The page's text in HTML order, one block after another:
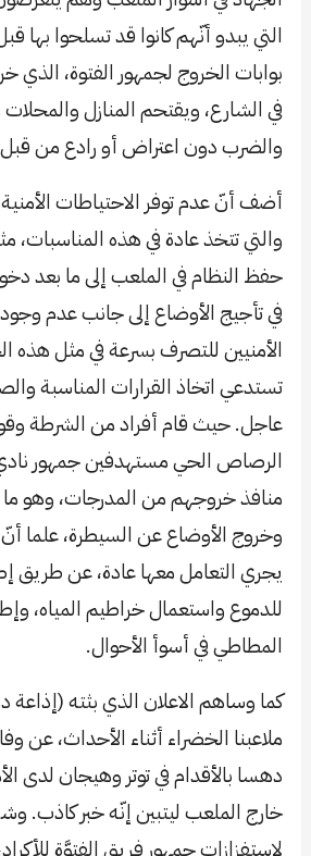
التي يبدو أنّهم كانوا قد تسلحوا بها
بوابات الخروج لجمهور الفتوة،
في الشارع، ويقتحم المنازل
والضرب دون اعتراض أو رادع من
أضف أنّ عدم توفر الاحتياطات الأمنية
والتي تتخذ عادة في هذه المناسبات،
حفظ النظام في الملعب إلى ما بعد
في تأجيج الأوضاع إلى جانب عدم
الأمنيين للتصرف بسرعة في مثل هذه
تستدعي اتخاذ القرارات المناسبة
عاجل. حيث قام أفراد من الشرطة
الرصاص الحي مستهدفين جمهور نادي
منافذ خروجهم من المدرجات، وهو
وخروج الأوضاع عن السيطرة، علما أنّ
يجري التعامل معها عادة، عن طريق
للدموع واستعمال خراطيم المياه،
المطاطي في أسوأ الأحوال.
كما وساهم الاعلان الذي بثته
ملاعبنا الخضراء أثناء الأحداث، عن
دهسا بالأقدام في توتر وهيجان لدى
خارج الملعب ليتبين إنّه خبر كاذب.
لاستفزازات جمهور فريق الفتوَّة